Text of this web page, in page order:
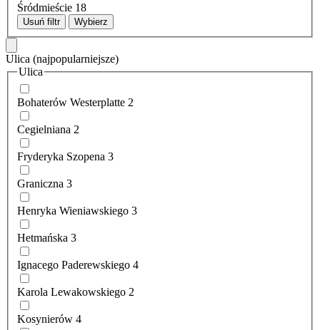
Śródmieście 18
Usuń filtr Wybierz
Ulica (najpopularniejsze)
Ulica
Bohaterów Westerplatte 2
Cegielniana 2
Fryderyka Szopena 3
Graniczna 3
Henryka Wieniawskiego 3
Hetmańska 3
Ignacego Paderewskiego 4
Karola Lewakowskiego 2
Kosynierów 4